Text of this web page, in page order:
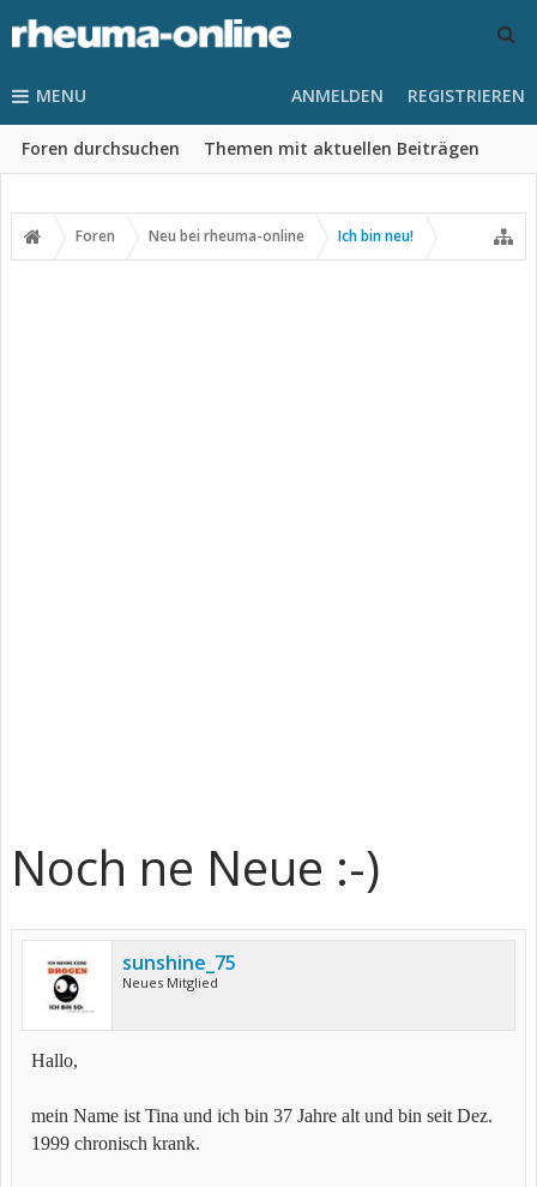
MENU
Foren durchsuchen Themen mit aktuellen Beiträgen
ANMELDEN REGISTRIEREN
Foren Neu bei rheuma-online Ich bin neu!
Noch ne Neue :-)
sunshine_75
Neues Mitglied
Hallo,
mein Name ist Tina und ich bin 37 Jahre alt und bin seit Dez.
1999 chronisch krank.